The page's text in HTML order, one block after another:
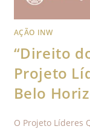
AÇÃO INW
“Direito
Projeto
Belo
O Projeto Líderes